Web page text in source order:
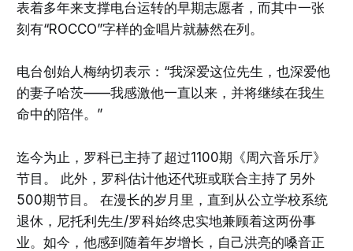
表着多年来支撑电台运转的早期志愿者，而其中一张
刻有“ROCCO”字样的金唱片就赫然在列。
电台创始人梅纳切表示：“我深爱这位先生，也深爱他
的妻子哈茨——我感激他一直以来，并将继续在我生
命中的陪伴。”
迄今为止，罗科已主持了超过1100期《周六音乐厅》
节目。 此外，罗科估计他还代班或联合主持了另外
500期节目。 在漫长的岁月里，直到从公立学校系统
退休，尼托利先生/罗科始终忠实地兼顾着这两份事
业。如今，他感到随着年岁增长，自己洪亮的嗓音正